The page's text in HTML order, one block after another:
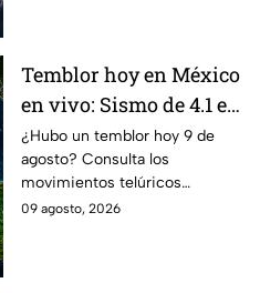
Temblor hoy en México
en vivo: Sismo de 4.1 en
Huixtla, Chiapas
¿Hubo un temblor hoy 9 de
agosto? Consulta los
movimientos telúricos
sentidos en México con
09 agosto, 2026